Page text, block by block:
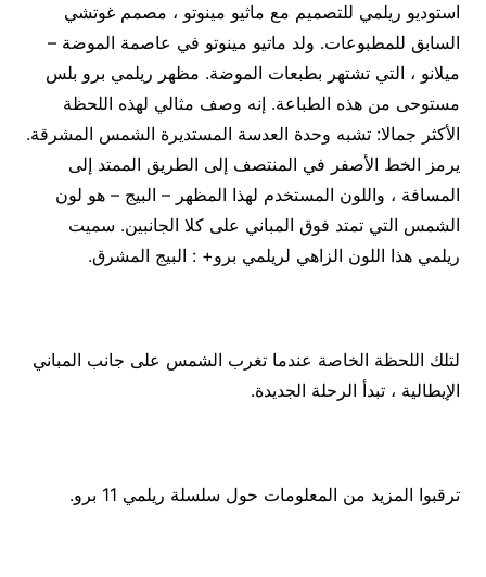
استوديو ريلمي للتصميم مع ماثيو مينوتو ، مصمم غوتشي
السابق للمطبوعات. ولد ماتيو مينوتو في عاصمة الموضة –
ميلانو ، التي تشتهر بطبعات الموضة. مظهر ريلمي برو بلس
مستوحى من هذه الطباعة. إنه وصف مثالي لهذه اللحظة
الأكثر جمالا: تشبه وحدة العدسة المستديرة الشمس المشرقة.
يرمز الخط الأصفر في المنتصف إلى الطريق الممتد إلى
المسافة ، واللون المستخدم لهذا المظهر – البيج – هو لون
الشمس التي تمتد فوق المباني على كلا الجانبين. سميت
ريلمي هذا اللون الزاهي لريلمي برو+ : البيج المشرق.
لتلك اللحظة الخاصة عندما تغرب الشمس على جانب المباني
الإيطالية ، تبدأ الرحلة الجديدة.
ترقبوا المزيد من المعلومات حول سلسلة ريلمي 11 برو.